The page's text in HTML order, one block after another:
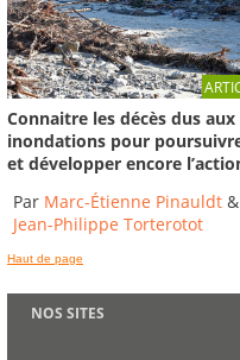
Connaitre les décès dus aux
inondations pour
et développer encore
Par Marc-Étienne Pinauldt &
Jean-Philippe Torterotot
Haut de page
NOS SITES